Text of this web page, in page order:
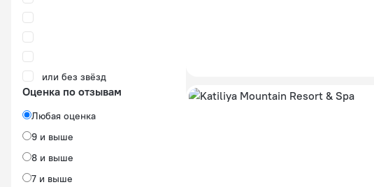
или без звёзд
Оценка по отзывам
Любая оценка
9 и выше
8 и выше
7 и выше